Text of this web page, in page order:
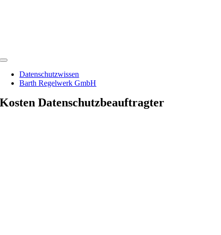
Toggle
NavigationDatenschutzwissen
Barth Regelwerk GmbH
Kosten Datenschutzbeauftragter